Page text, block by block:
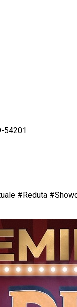
54201
#Reduta